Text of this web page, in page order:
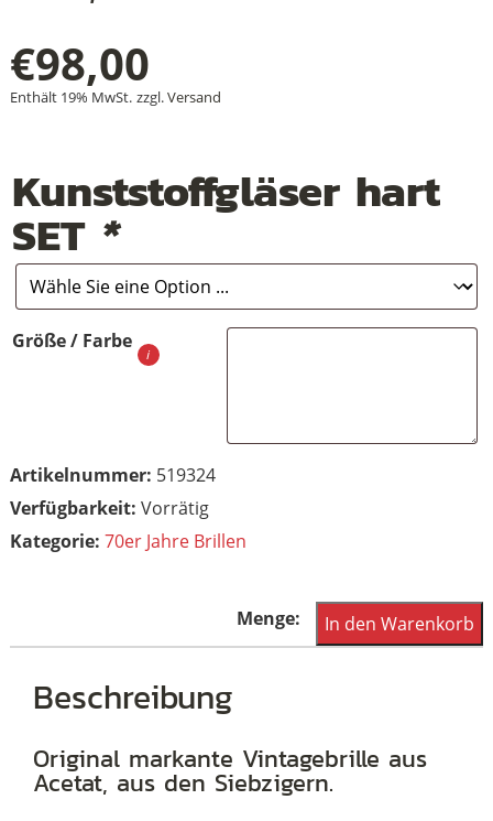
€98,00
Enthält 19% MwSt. zzgl.Versand
Kunststoffgläser hart
SET *
Größe / Farbe
Artikelnummer: 519324
Vorrätig
Kategorie: 70er Jahre Brillen
Schönes,
markantes
70er
Jahre,
In den Warenkorb
Beschreibung
Original markante Vintagebrille aus
Acetat, aus den Siebzigern.